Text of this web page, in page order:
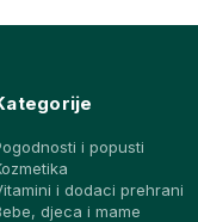
i popusti
i dodaci prehrani
djeca i mame